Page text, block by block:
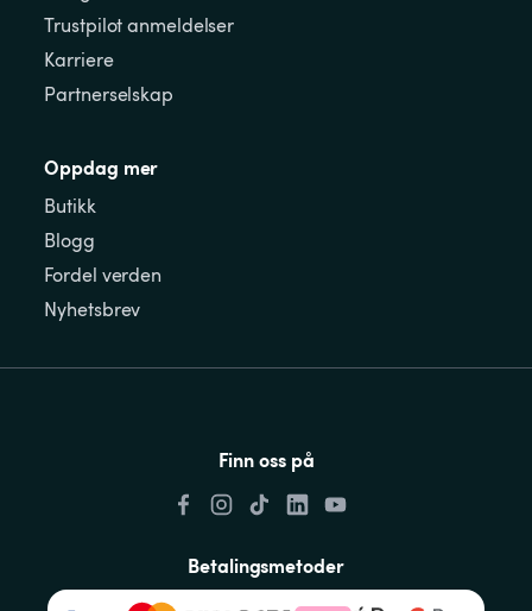
Trustpilot anmeldelser
Karriere
Partnerselskap
Oppdag mer
Butikk
Blogg
Fordel verden
Nyhetsbrev
Finn oss på
Betalingsmetoder